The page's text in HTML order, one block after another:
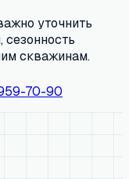
уточнить
сезонность
скважинам.
70-90